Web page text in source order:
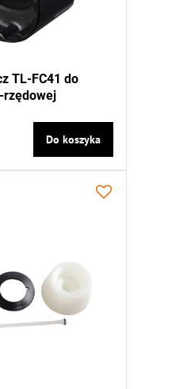
TL-FC41 do
Do koszyka